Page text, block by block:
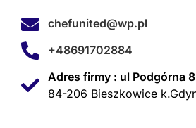
chefunited@wp.pl
+48691702884
Adres firmy : ul Podgórna 8
84-206 Bieszkowice